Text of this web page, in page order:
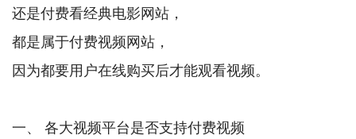
还是付费看经典电影网站，
都是属于付费视频网站，
因为都要用户在线购买后才能观看视频。
一、 各大视频平台是否支持付费视频